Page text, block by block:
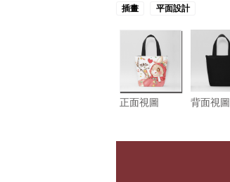
插畫 平面設計
正面視圖 背面視圖